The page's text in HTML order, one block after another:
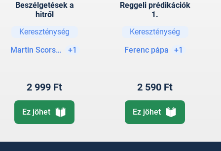
Beszélgetések a
hitről
Kereszténység
Martin Scorsese+1
2 999 Ft
Ez jöhet
Reggeli prédikációk
1.
Kereszténység
Ferenc pápa
+1
2 590 Ft
Ez jöhet